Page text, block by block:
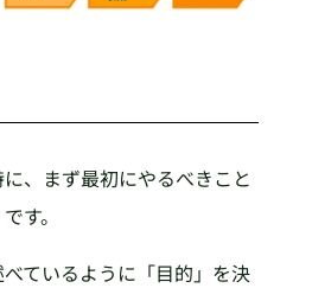
、まず最初にやるべきこと
す。
ているように「目的」を決